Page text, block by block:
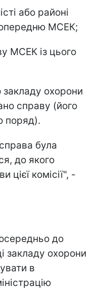
або районі
МСЕК;
МСЕК із цього
закладу охорони
справу (його
поряд).
була
до якого
цієї комісії", -
до
закладу охорони
в